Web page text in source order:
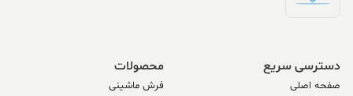
دسترسی سریع
صفحه اصلی
محصولات
فرش ماشینی